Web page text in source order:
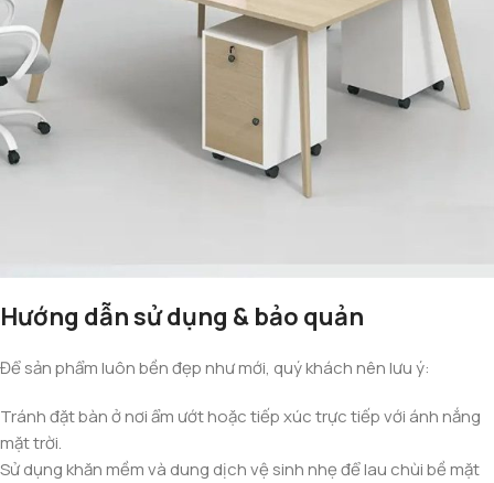
Hướng dẫn sử dụng & bảo quản
Để sản phẩm luôn bền đẹp như mới, quý khách nên lưu ý:
Tránh đặt bàn ở nơi ẩm ướt hoặc tiếp xúc trực tiếp với ánh nắng
mặt trời.
Sử dụng khăn mềm và dung dịch vệ sinh nhẹ để lau chùi bề mặt